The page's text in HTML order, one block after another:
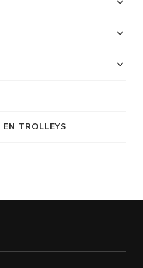
EN TROLLEYS